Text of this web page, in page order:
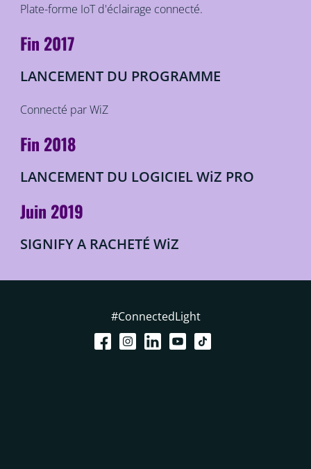
Plate-forme IoT d'éclairage connecté.
Fin 2017
LANCEMENT DU PROGRAMME
Connecté par WiZ
Fin 2018
LANCEMENT DU LOGICIEL WiZ PRO
Juin 2019
SIGNIFY A RACHETÉ WiZ
#ConnectedLight